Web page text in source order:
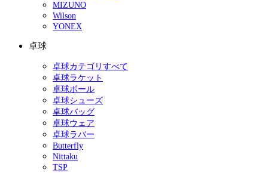
MIZUNO
Wilson
YONEX
卓球
卓球カテゴリすべて
卓球ラケット
卓球ボール
卓球シューズ
卓球バッグ
卓球ウェア
卓球ラバー
Butterfly
Nittaku
TSP